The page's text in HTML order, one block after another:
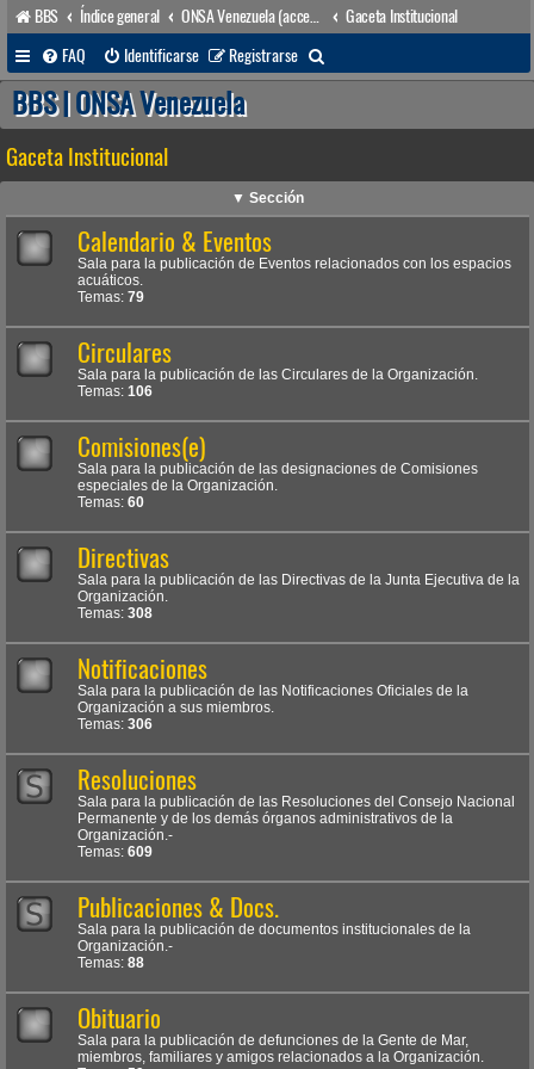
BBS Índice general ONSA Venezuela (acceso público)
Gaceta Institucional
FAQ
Identificarse Registrarse
u
a
r
BBS | ONSA Venezuela
Gaceta Institucional
▼ Sección
Calendario & Eventos
Sala para la publicación de Eventos relacionados con los espacios
acuáticos.
Temas: 79
Circulares
Sala para la publicación de las Circulares de la Organización.
Temas: 106
Comisiones(e)
Sala para la publicación de las designaciones de Comisiones
especiales de la Organización.
Temas: 60
Directivas
Sala para la publicación de las Directivas de la Junta Ejecutiva de la
Organización.
Temas: 308
Notificaciones
Sala para la publicación de las Notificaciones Oficiales de la
Organización a sus miembros.
Temas: 306
Resoluciones
Sala para la publicación de las Resoluciones del Consejo Nacional
Permanente y de los demás órganos administrativos de la
Organización.-
Temas: 609
Publicaciones & Docs.
Sala para la publicación de documentos institucionales de la
Organización.-
Temas: 88
Obituario
Sala para la publicación de defunciones de la Gente de Mar,
miembros, familiares y amigos relacionados a la Organización.